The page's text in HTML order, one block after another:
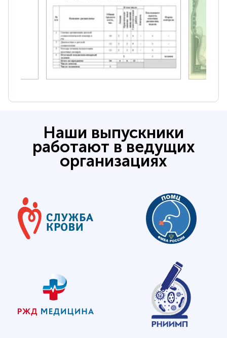
Наши выпускники
работают в ведущих
организациях